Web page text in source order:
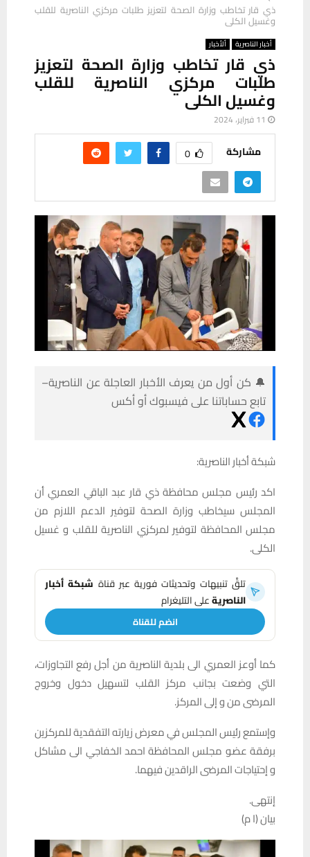
ذي قار تخاطب وزارة الصحة لتعزيز طلبات مركزي الناصرية للقلب
وغسيل الكلى
أخبار الناصرية ألأخبار
ذي قار تخاطب وزارة الصحة لتعزيز
طلبات مركزي الناصرية للقلب
وغسيل الكلى
11 فبراير، 2024
مشاركة 0
🔔 كن أول من يعرف الأخبار العاجلة عن الناصرية–
تابع حساباتنا على فيسبوك أو أكس
شبكة أخبار الناصرية:
اكد رئيس مجلس محافظة ذي قار عبد الباقي العمري أن
المجلس سيخاطب وزارة الصحة لتوفير الدعم اللازم من
مجلس المحافظة لتوفير لمركزي الناصرية للقلب و غسيل
الكلى.
تلقَّ تنبيهات وتحديثات فورية عبر قناة شبكة أخبار
الناصريةعلى التليغرام
انضم للقناة
كما أوعز العمري الى بلدية الناصرية من أجل رفع التجاوزات،
التي وضعت بجانب مركز القلب لتسهيل دخول وخروج
المرضى من و إلى المركز.
وإستمع رئيس المجلس في معرض زيارته التفقدية للمركزين
برفقة عضو مجلس المحافظة احمد الخفاجي الى مشاكل
و إحتياجات المرضى الراقدين فيهما.
إنتهى.
بيان (ا م)